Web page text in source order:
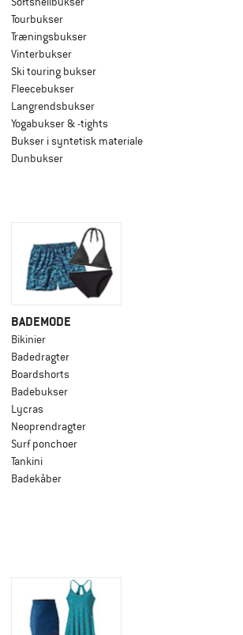
Tourbukser
Træningsbukser
Vinterbukser
Ski touring bukser
Fleecebukser
Langrendsbukser
Yogabukser & -tights
Bukser i syntetisk materiale
Dunbukser
BADEMODE
Bikinier
Badedragter
Boardshorts
Badebukser
Lycras
Neoprendragter
Surf ponchoer
Tankini
Badekåber